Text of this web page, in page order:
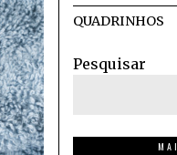
QUADRINHOS
Pesquisar